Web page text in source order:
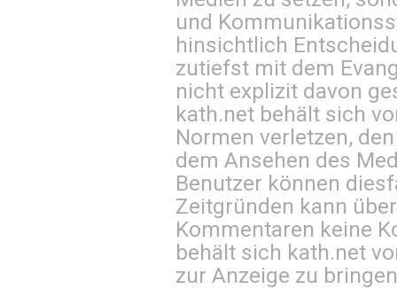
und
hinsichtlich
zutiefst mit dem
nicht explizit davon
kath.net behält sich
Normen verletzen,
dem Ansehen des
Benutzer können
Zeitgründen kann
Kommentaren keine
behält sich kath.net
zur Anzeige zu